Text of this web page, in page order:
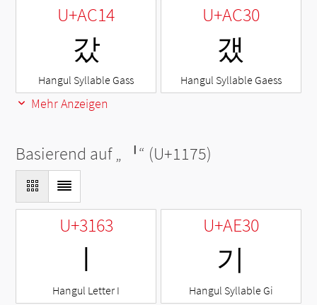
U+AC14
갔
Hangul Syllable Gass
U+AC30
갰
Hangul Syllable Gaess
Mehr Anzeigen
Basierend auf „ ᅵ“ (U+1175)
U+3163
ㅣ
Hangul Letter I
U+AE30
기
Hangul Syllable Gi